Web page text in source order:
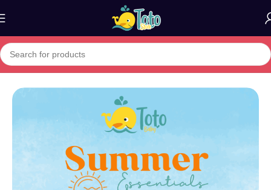
Home»Boutique»Pack Proderma